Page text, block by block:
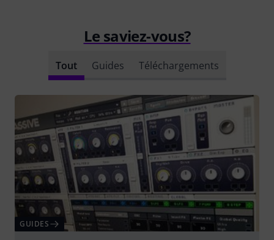
Le saviez-vous?
Tout Guides Téléchargements
GUIDES